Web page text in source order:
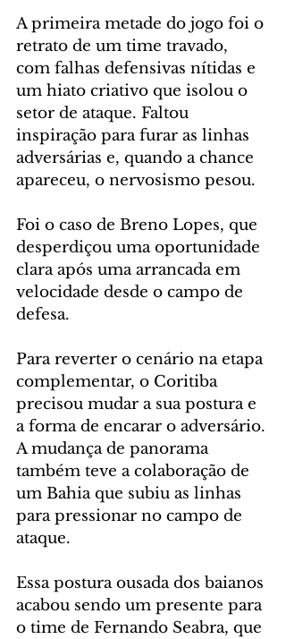
A primeira metade do jogo foi o
retrato de um time travado,
com falhas defensivas nítidas e
um hiato criativo que isolou o
setor de ataque. Faltou
inspiração para furar as linhas
adversárias e, quando a chance
apareceu, o nervosismo pesou.
Foi o caso de Breno Lopes, que
desperdiçou uma oportunidade
clara após uma arrancada em
velocidade desde o campo de
defesa.
Para reverter o cenário na etapa
complementar, o Coritiba
precisou mudar a sua postura e
a forma de encarar o adversário.
A mudança de panorama
também teve a colaboração de
um Bahia que subiu as linhas
para pressionar no campo de
ataque.
Essa postura ousada dos baianos
acabou sendo um presente para
o time de Fernando Seabra, que